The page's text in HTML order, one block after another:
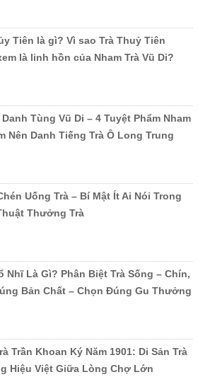
Tiên là gì? Vì sao Trà Thuỷ Tiên
là linh hồn của Nham Trà Vũ Di?
Tùng Vũ Di – 4 Tuyệt Phẩm Nham
Nên Danh Tiếng Trà Ô Long Trung
Uống Trà – Bí Mật Ít Ai Nói Trong
Thưởng Trà
Nhĩ Là Gì? Phân Biệt Trà Sống – Chín,
Bản Chất – Chọn Đúng Gu Thưởng
Trần Khoan Ký Năm 1901: Di Sản Trà
Hiệu Việt Giữa Lòng Chợ Lớn